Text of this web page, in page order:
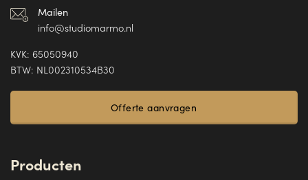
Mailen
info@studiomarmo.nl
KVK: 65050940
BTW: NL002310534B30
Offerte aanvragen
Producten